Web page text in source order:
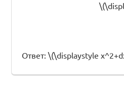
Ответ: \(\displaystyle